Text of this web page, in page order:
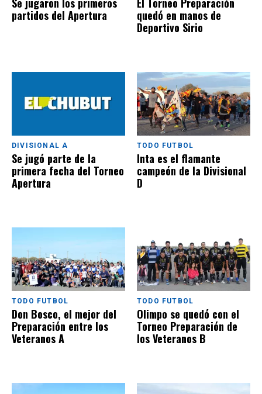
partidos del Apertura
quedó en manos de
Deportivo Sirio
DIVISIONAL A
Se jugó parte de la
primera fecha del Torneo
Apertura
TODO FUTBOL
Inta es el flamante
campeón de la Divisional
D
TODO FUTBOL
Don Bosco, el mejor del
Preparación entre los
Veteranos A
TODO FUTBOL
Olimpo se quedó con el
Torneo Preparación de
los Veteranos B